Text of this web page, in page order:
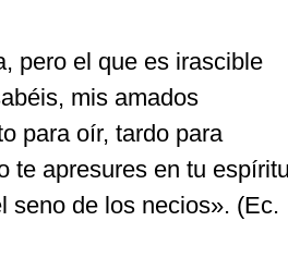
pero el que es irascible
mis amados
para oír, tardo para
te apresures en tu espíritu
seno de los necios». (Ec.